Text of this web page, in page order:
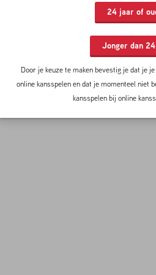
"Als tegenstander van Malki slaap je
Veldhoven na afloop van het dul. "Je ziet
vliegen. Zijn batterij blijft draaien. Als hij
alweer vertrokken. Hij blijft negentig
Junker vormt hij ook een prima tandem in
24 jaar of
Jonger dan
Door je keuze te maken bevestig je dat je
online kansspelen en dat je momenteel niet
kansspelen bij online